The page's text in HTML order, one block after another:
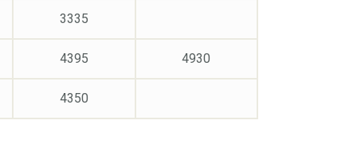
3335
4395
4350
4930